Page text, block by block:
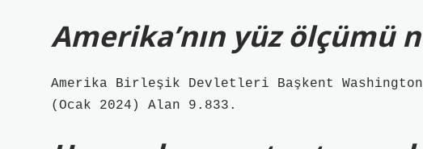
Amerika’nın yüz ölçümü
Amerika Birleşik Devletleri Başkent
(Ocak 2024) Alan 9.833.